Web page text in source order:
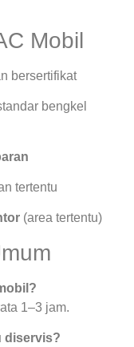
Mobil
bersertifikat
bengkel
tertentu
(area tertentu)
1–3 jam.
diservis?